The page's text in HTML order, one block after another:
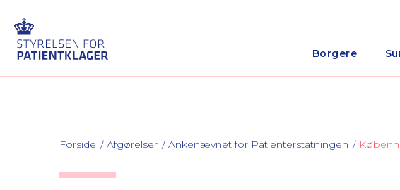
Borgere
Forside Afgørelser Ankenævnet for Patienterstatningen